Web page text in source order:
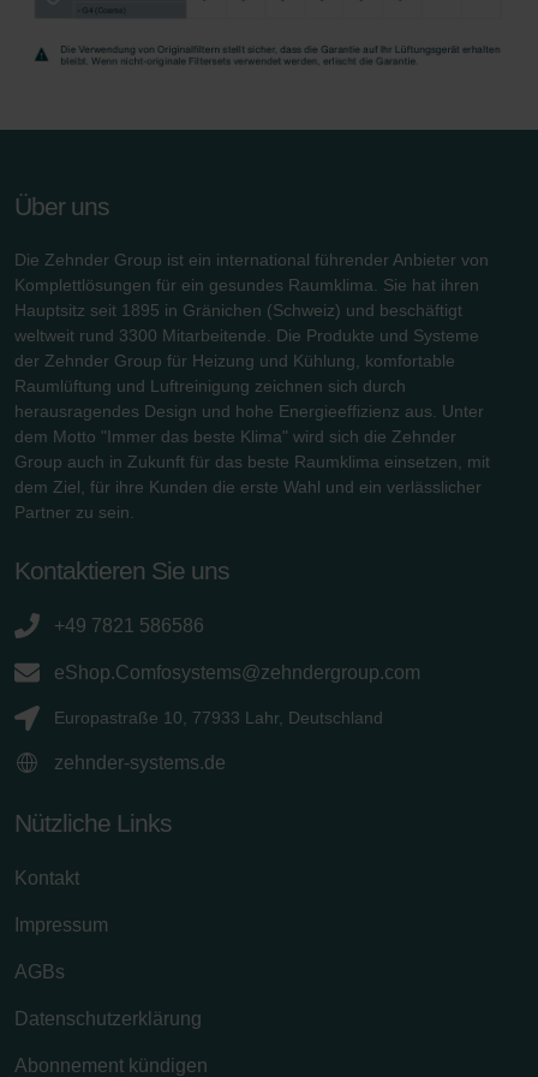
Limitet Şirketi: Web Sitesi Çerezleri
Zehnder Group Sales International: Privacy Policy
Zehnder Group Deutschland GmbH
Über uns
Die Zehnder Group ist ein international führender Anbieter von
Komplettlösungen für ein gesundes Raumklima. Sie hat ihren
Hauptsitz seit 1895 in Gränichen (Schweiz) und beschäftigt
weltweit rund 3300 Mitarbeitende. Die Produkte und Systeme
der Zehnder Group für Heizung und Kühlung, komfortable
Raumlüftung und Luftreinigung zeichnen sich durch
herausragendes Design und hohe Energieeffizienz aus. Unter
dem Motto "Immer das beste Klima" wird sich die Zehnder
Group auch in Zukunft für das beste Raumklima einsetzen, mit
dem Ziel, für ihre Kunden die erste Wahl und ein verlässlicher
Partner zu sein.
Kontaktieren Sie uns
+49 7821 586586
eShop.Comfosystems@zehndergroup.com
Europastraße 10, 77933 Lahr, Deutschland
zehnder-systems.de
Nützliche Links
Kontakt
Impressum
AGBs
Datenschutzerklärung
Abonnement kündigen